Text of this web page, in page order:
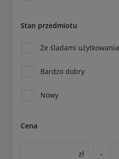
Stan przedmiotu
Ze śladami użytkowania
Bardzo dobry
Nowy
Cena
zł –